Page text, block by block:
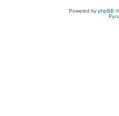
Powered by phpBB